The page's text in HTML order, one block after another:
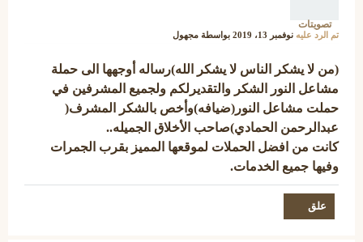
تصويتات
تم الرد عليه نوفمبر 13، 2019 بواسطة مجهول
(من لا يشكر الناس لا يشكر الله)رساله أوجهها الى حملة
مشاعل النور الشكر والتقديرلكم ولجميع المشرفين في
حملت مشاعل النور(ضيافه)وأخص بالشكر المشرف(
عبدالرحمن الحمادي)صاحب الأخلاق الجميله..
كانت من افضل الحملات لموقعها المميز بقرب الجمرات
وفيها جميع الخدمات.